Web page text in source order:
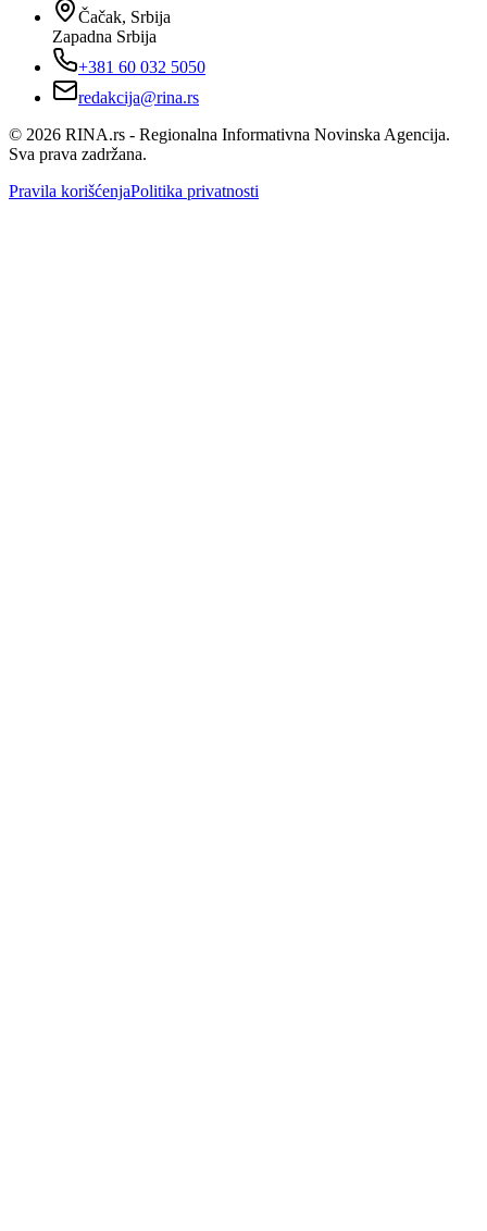
Čačak, Srbija
Zapadna Srbija
+381 60 032 5050
redakcija@rina.rs
© 2026 RINA.rs - Regionalna Informativna Novinska Agencija.
Sva prava zadržana.
Pravila korišćenjaPolitika privatnosti